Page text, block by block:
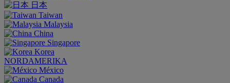
日本
Taiwan
Malaysia
China
Singapore
Korea
NORDAMERIKA
México
Canada